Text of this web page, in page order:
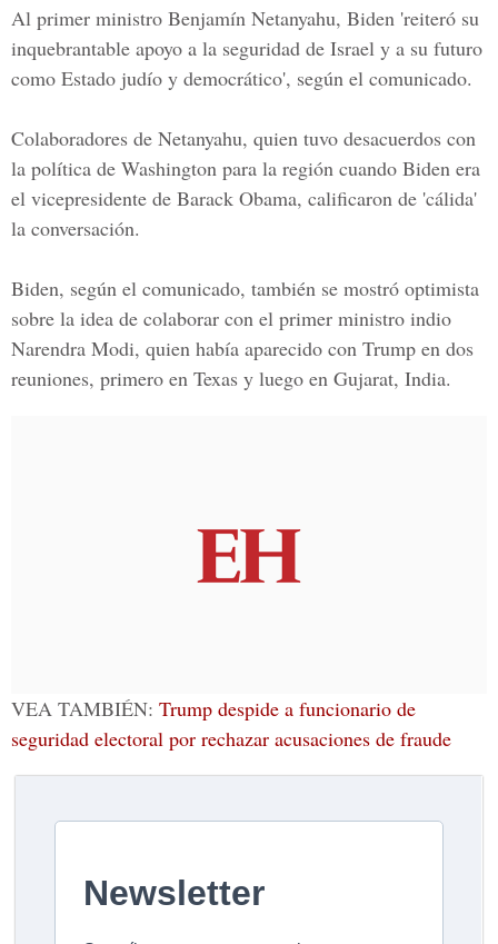
Al primer ministro Benjamín Netanyahu, Biden 'reiteró su
inquebrantable apoyo a la seguridad de Israel y a su futuro
como Estado judío y democrático', según el comunicado.
Colaboradores de Netanyahu, quien tuvo desacuerdos con
la política de Washington para la región cuando Biden era
el vicepresidente de Barack Obama, calificaron de 'cálida'
la conversación.
Biden, según el comunicado, también se mostró optimista
sobre la idea de colaborar con el primer ministro indio
Narendra Modi, quien había aparecido con Trump en dos
reuniones, primero en Texas y luego en Gujarat, India.
VEA TAMBIÉN: Trump despide a funcionario de
seguridad electoral por rechazar acusaciones de fraude